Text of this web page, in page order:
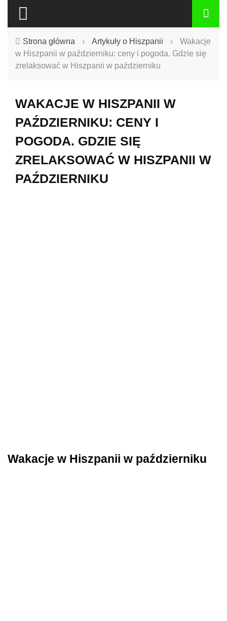
Strona główna › Artykuły o Hiszpanii ›
Wakacje
w Hiszpanii w październiku: ceny i pogoda. Gdzie się
zrelaksować w Hiszpanii w październiku
WAKACJE W HISZPANII W
PAŹDZIERNIKU: CENY I
POGODA. GDZIE SIĘ
ZRELAKSOWAĆ W HISZPANII W
PAŹDZIERNIKU
Wakacje w Hiszpanii w październiku